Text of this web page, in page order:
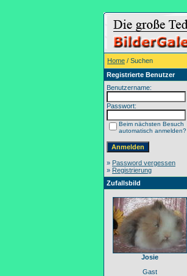
Home / Suchen
Registrierte Benutzer
Benutzername:
Passwort:
Beim nächsten Besuch
automatisch anmelden?
» Password vergessen
» Registrierung
Zufallsbild
Josie
Gast